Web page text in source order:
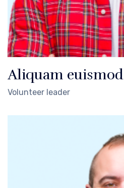
Aliquam euismod
Volunteer leader